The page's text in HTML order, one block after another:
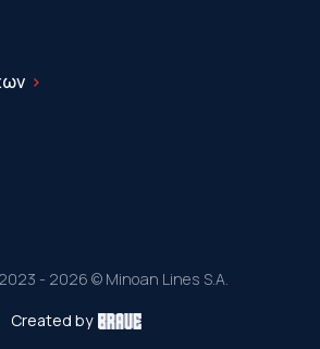
- 2026 © Minoan Lines S.A.
Created by